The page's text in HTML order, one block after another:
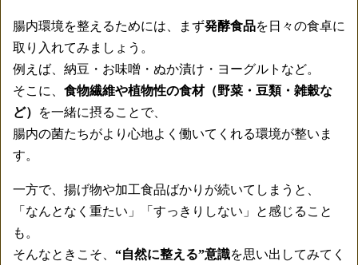
腸内環境を整えるためには、まず発酵食品を日々の食卓に
取り入れてみましょう。
例えば、納豆・お味噌・ぬか漬け・ヨーグルトなど。
そこに、 食物繊維や植物性の食材（野菜・豆類・雑穀な
ど）
を一緒に摂ることで、
腸内の菌たちがより心地よく働いてくれる環境が整いま
す。
一方で、揚げ物や加工食品ばかりが続いてしまうと、
「なんとなく重たい」「すっきりしない」と感じること
も。
そんなときこそ、 “自然に整える”意識を思い出してみてく